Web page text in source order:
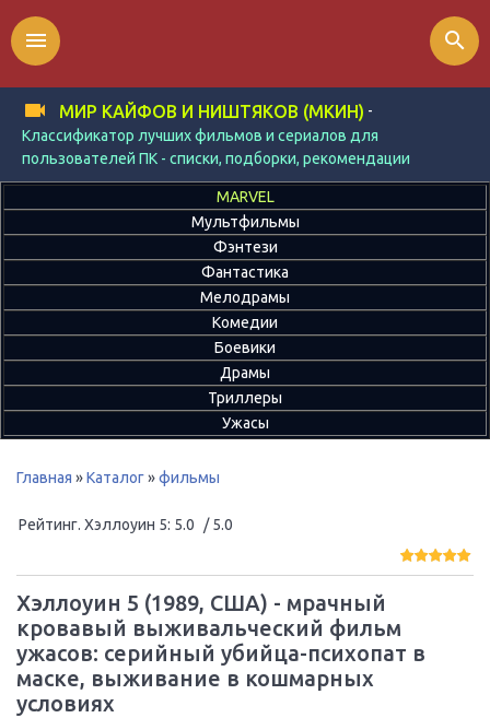
МИР КАЙФОВ И НИШТЯКОВ (МКИН) -
Классификатор лучших фильмов и сериалов для
пользователей ПК - списки, подборки, рекомендации
menu search
MARVEL
Мультфильмы
Фэнтези
Фантастика
Мелодрамы
Комедии
Боевики
Драмы
Триллеры
Ужасы
Главная »Каталог»фильмы
Рейтинг. Хэллоуин 5: 5.0 / 5.0
Хэллоуин 5 (1989, США) - мрачный
кровавый выживальческий фильм
ужасов: серийный убийца-психопат в
маске, выживание в кошмарных
условиях